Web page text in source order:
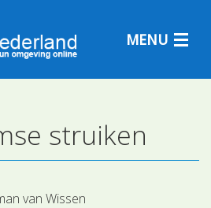
MENU
struiken
van Wissen